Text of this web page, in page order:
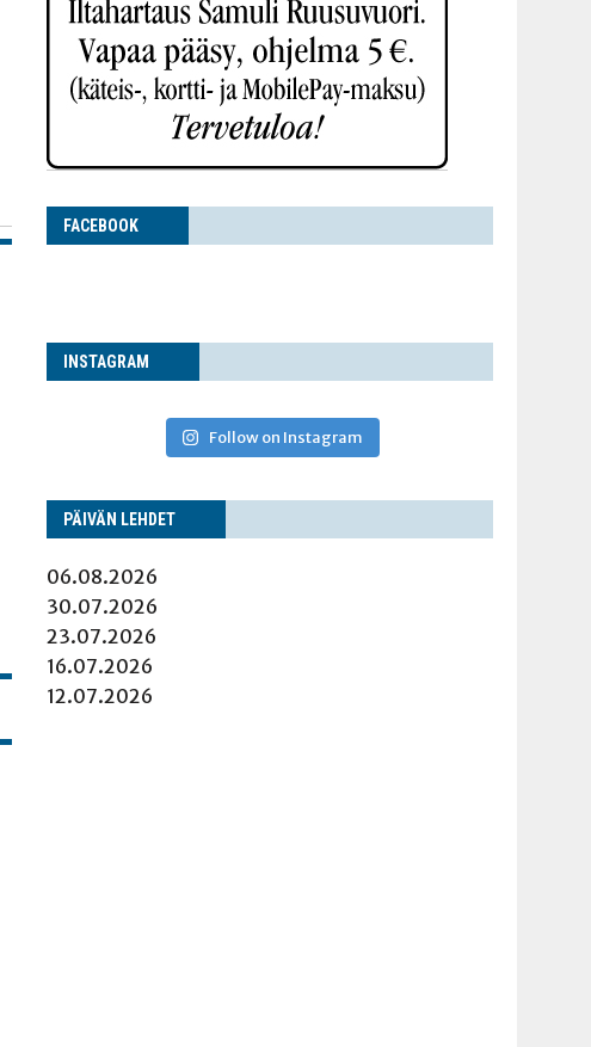
FACE­BOOK
INS­TA­GRAM
Follow on Instagram
PÄI­VÄN LEHDET
06.08.2026
30.07.2026
23.07.2026
16.07.2026
12.07.2026